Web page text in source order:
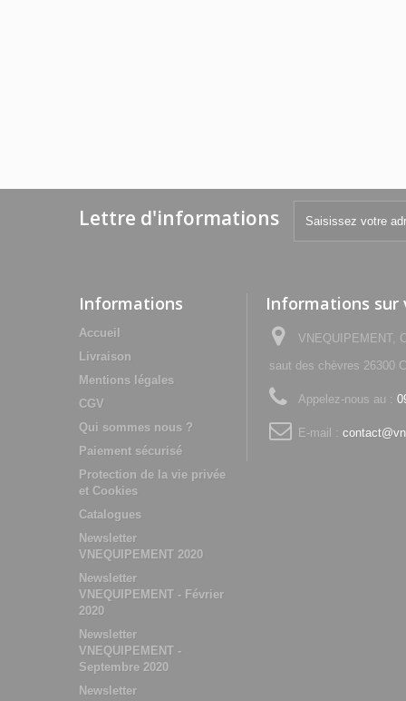
Lettre d'informations
Informations
Accueil
Livraison
Mentions légales
CGV
Qui sommes nous ?
Paiement sécurisé
Protection de la vie privée
et Cookies
Catalogues
Newsletter
VNEQUIPEMENT 2020
Newsletter
VNEQUIPEMENT - Février
2020
Newsletter
VNEQUIPEMENT -
Septembre 2020
Newsletter
Informations sur
VNEQUIPEMENT,
saut des chèvres 26300
Appelez-nous au :
E-mail :